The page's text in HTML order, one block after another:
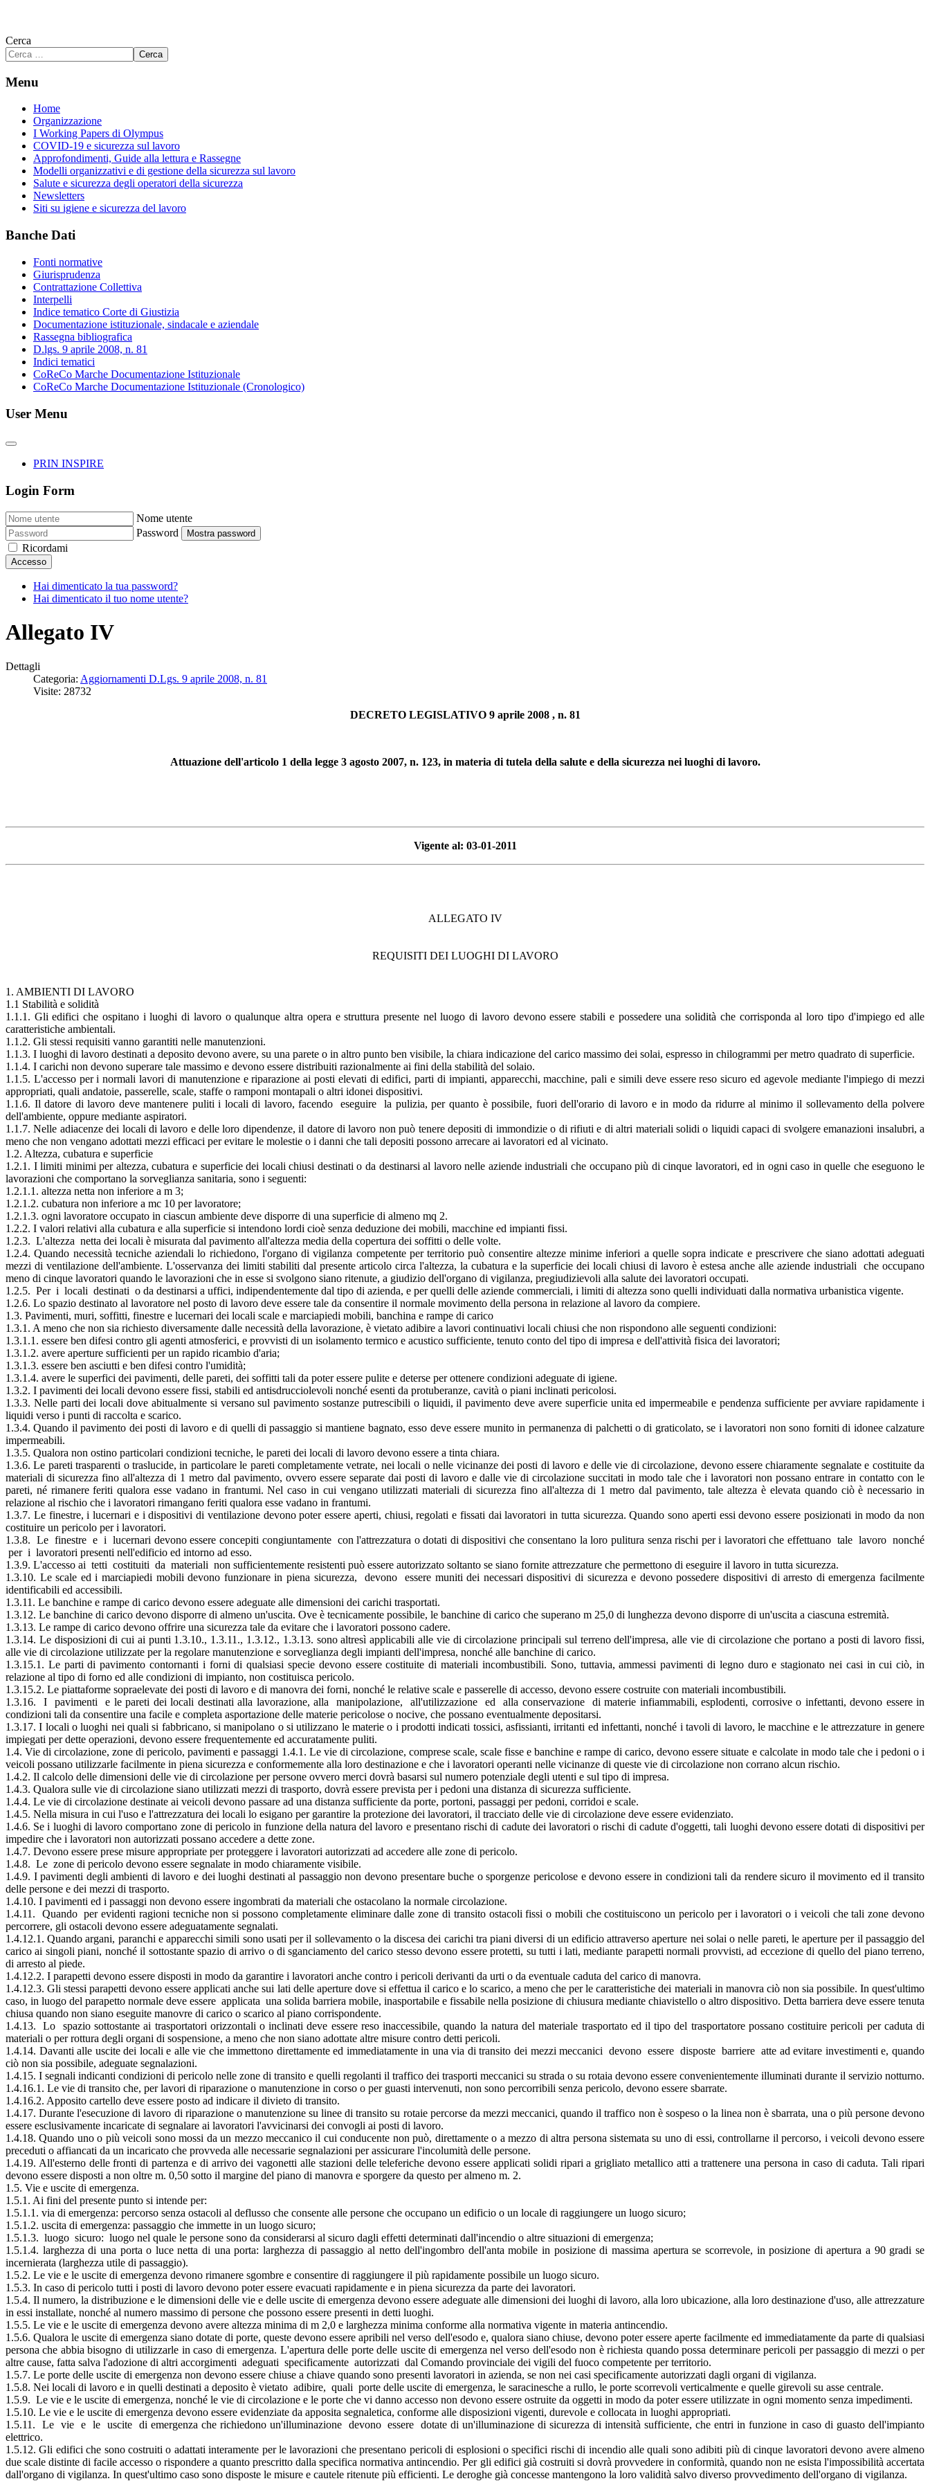
Cerca
Cerca
Menu
Home
Organizzazione
I Working Papers di Olympus
COVID-19 e sicurezza sul lavoro
Approfondimenti, Guide alla lettura e Rassegne
Modelli organizzativi e di gestione della sicurezza sul lavoro
Salute e sicurezza degli operatori della sicurezza
Newsletters
Siti su igiene e sicurezza del lavoro
Banche Dati
Fonti normative
Giurisprudenza
Contrattazione Collettiva
Interpelli
Indice tematico Corte di Giustizia
Documentazione istituzionale, sindacale e aziendale
Rassegna bibliografica
D.lgs. 9 aprile 2008, n. 81
Indici tematici
CoReCo Marche Documentazione Istituzionale
CoReCo Marche Documentazione Istituzionale (Cronologico)
User Menu
PRIN INSPIRE
Login Form
Nome utente
Password
Mostra password
Ricordami
Accesso
Hai dimenticato la tua password?
Hai dimenticato il tuo nome utente?
Allegato IV
Dettagli
Categoria: Aggiornamenti D.Lgs. 9 aprile 2008, n. 81
Visite: 28732
DECRETO LEGISLATIVO 9 aprile 2008 , n. 81
Attuazione dell'articolo 1 della legge 3 agosto 2007, n. 123, in materia di tutela della salute e della sicurezza nei luoghi di lavoro.
Vigente al: 03-01-2011
ALLEGATO IV
REQUISITI DEI LUOGHI DI LAVORO
1. AMBIENTI DI LAVORO
1.1 Stabilità e solidità
1.1.1. Gli edifici che ospitano i luoghi di lavoro o qualunque altra opera e struttura presente nel luogo di lavoro devono essere stabili e possedere una solidità che corrisponda al loro tipo d'impiego ed alle
caratteristiche ambientali.
1.1.2. Gli stessi requisiti vanno garantiti nelle manutenzioni.
1.1.3. I luoghi di lavoro destinati a deposito devono avere, su una parete o in altro punto ben visibile, la chiara indicazione del carico massimo dei solai, espresso in chilogrammi per metro quadrato di superficie.
1.1.4. I carichi non devono superare tale massimo e devono essere distribuiti razionalmente ai fini della stabilità del solaio.
1.1.5. L'accesso per i normali lavori di manutenzione e riparazione ai posti elevati di edifici, parti di impianti, apparecchi, macchine, pali e simili deve essere reso sicuro ed agevole mediante l'impiego di mezzi
appropriati, quali andatoie, passerelle, scale, staffe o ramponi montapali o altri idonei dispositivi.
1.1.6. Il datore di lavoro deve mantenere puliti i locali di lavoro, facendo eseguire la pulizia, per quanto è possibile, fuori dell'orario di lavoro e in modo da ridurre al minimo il sollevamento della polvere
dell'ambiente, oppure mediante aspiratori.
1.1.7. Nelle adiacenze dei locali di lavoro e delle loro dipendenze, il datore di lavoro non può tenere depositi di immondizie o di rifiuti e di altri materiali solidi o liquidi capaci di svolgere emanazioni insalubri, a
meno che non vengano adottati mezzi efficaci per evitare le molestie o i danni che tali depositi possono arrecare ai lavoratori ed al vicinato.
1.2. Altezza, cubatura e superficie
1.2.1. I limiti minimi per altezza, cubatura e superficie dei locali chiusi destinati o da destinarsi al lavoro nelle aziende industriali che occupano più di cinque lavoratori, ed in ogni caso in quelle che eseguono le
lavorazioni che comportano la sorveglianza sanitaria, sono i seguenti:
1.2.1.1. altezza netta non inferiore a m 3;
1.2.1.2. cubatura non inferiore a mc 10 per lavoratore;
1.2.1.3. ogni lavoratore occupato in ciascun ambiente deve disporre di una superficie di almeno mq 2.
1.2.2. I valori relativi alla cubatura e alla superficie si intendono lordi cioè senza deduzione dei mobili, macchine ed impianti fissi.
1.2.3. L'altezza netta dei locali è misurata dal pavimento all'altezza media della copertura dei soffitti o delle volte.
1.2.4. Quando necessità tecniche aziendali lo richiedono, l'organo di vigilanza competente per territorio può consentire altezze minime inferiori a quelle sopra indicate e prescrivere che siano adottati adeguati
mezzi di ventilazione dell'ambiente. L'osservanza dei limiti stabiliti dal presente articolo circa l'altezza, la cubatura e la superficie dei locali chiusi di lavoro è estesa anche alle aziende industriali che occupano
meno di cinque lavoratori quando le lavorazioni che in esse si svolgono siano ritenute, a giudizio dell'organo di vigilanza, pregiudizievoli alla salute dei lavoratori occupati.
1.2.5. Per i locali destinati o da destinarsi a uffici, indipendentemente dal tipo di azienda, e per quelli delle aziende commerciali, i limiti di altezza sono quelli individuati dalla normativa urbanistica vigente.
1.2.6. Lo spazio destinato al lavoratore nel posto di lavoro deve essere tale da consentire il normale movimento della persona in relazione al lavoro da compiere.
1.3. Pavimenti, muri, soffitti, finestre e lucernari dei locali scale e marciapiedi mobili, banchina e rampe di carico
1.3.1. A meno che non sia richiesto diversamente dalle necessità della lavorazione, è vietato adibire a lavori continuativi locali chiusi che non rispondono alle seguenti condizioni:
1.3.1.1. essere ben difesi contro gli agenti atmosferici, e provvisti di un isolamento termico e acustico sufficiente, tenuto conto del tipo di impresa e dell'attività fisica dei lavoratori;
1.3.1.2. avere aperture sufficienti per un rapido ricambio d'aria;
1.3.1.3. essere ben asciutti e ben difesi contro l'umidità;
1.3.1.4. avere le superfici dei pavimenti, delle pareti, dei soffitti tali da poter essere pulite e deterse per ottenere condizioni adeguate di igiene.
1.3.2. I pavimenti dei locali devono essere fissi, stabili ed antisdrucciolevoli nonché esenti da protuberanze, cavità o piani inclinati pericolosi.
1.3.3. Nelle parti dei locali dove abitualmente si versano sul pavimento sostanze putrescibili o liquidi, il pavimento deve avere superficie unita ed impermeabile e pendenza sufficiente per avviare rapidamente i
liquidi verso i punti di raccolta e scarico.
1.3.4. Quando il pavimento dei posti di lavoro e di quelli di passaggio si mantiene bagnato, esso deve essere munito in permanenza di palchetti o di graticolato, se i lavoratori non sono forniti di idonee calzature
impermeabili.
1.3.5. Qualora non ostino particolari condizioni tecniche, le pareti dei locali di lavoro devono essere a tinta chiara.
1.3.6. Le pareti trasparenti o traslucide, in particolare le pareti completamente vetrate, nei locali o nelle vicinanze dei posti di lavoro e delle vie di circolazione, devono essere chiaramente segnalate e costituite da
materiali di sicurezza fino all'altezza di 1 metro dal pavimento, ovvero essere separate dai posti di lavoro e dalle vie di circolazione succitati in modo tale che i lavoratori non possano entrare in contatto con le
pareti, né rimanere feriti qualora esse vadano in frantumi. Nel caso in cui vengano utilizzati materiali di sicurezza fino all'altezza di 1 metro dal pavimento, tale altezza è elevata quando ciò è necessario in
relazione al rischio che i lavoratori rimangano feriti qualora esse vadano in frantumi.
1.3.7. Le finestre, i lucernari e i dispositivi di ventilazione devono poter essere aperti, chiusi, regolati e fissati dai lavoratori in tutta sicurezza. Quando sono aperti essi devono essere posizionati in modo da non
costituire un pericolo per i lavoratori.
1.3.8. Le finestre e i lucernari devono essere concepiti congiuntamente con l'attrezzatura o dotati di dispositivi che consentano la loro pulitura senza rischi per i lavoratori che effettuano tale lavoro nonché
per i lavoratori presenti nell'edificio ed intorno ad esso.
1.3.9. L'accesso ai tetti costituiti da materiali non sufficientemente resistenti può essere autorizzato soltanto se siano fornite attrezzature che permettono di eseguire il lavoro in tutta sicurezza.
1.3.10. Le scale ed i marciapiedi mobili devono funzionare in piena sicurezza, devono essere muniti dei necessari dispositivi di sicurezza e devono possedere dispositivi di arresto di emergenza facilmente
identificabili ed accessibili.
1.3.11. Le banchine e rampe di carico devono essere adeguate alle dimensioni dei carichi trasportati.
1.3.12. Le banchine di carico devono disporre di almeno un'uscita. Ove è tecnicamente possibile, le banchine di carico che superano m 25,0 di lunghezza devono disporre di un'uscita a ciascuna estremità.
1.3.13. Le rampe di carico devono offrire una sicurezza tale da evitare che i lavoratori possono cadere.
1.3.14. Le disposizioni di cui ai punti 1.3.10., 1.3.11., 1.3.12., 1.3.13. sono altresì applicabili alle vie di circolazione principali sul terreno dell'impresa, alle vie di circolazione che portano a posti di lavoro fissi,
alle vie di circolazione utilizzate per la regolare manutenzione e sorveglianza degli impianti dell'impresa, nonché alle banchine di carico.
1.3.15.1. Le parti di pavimento contornanti i forni di qualsiasi specie devono essere costituite di materiali incombustibili. Sono, tuttavia, ammessi pavimenti di legno duro e stagionato nei casi in cui ciò, in
relazione al tipo di forno ed alle condizioni di impianto, non costituisca pericolo.
1.3.15.2. Le piattaforme sopraelevate dei posti di lavoro e di manovra dei forni, nonché le relative scale e passerelle di accesso, devono essere costruite con materiali incombustibili.
1.3.16. I pavimenti e le pareti dei locali destinati alla lavorazione, alla manipolazione, all'utilizzazione ed alla conservazione di materie infiammabili, esplodenti, corrosive o infettanti, devono essere in
condizioni tali da consentire una facile e completa asportazione delle materie pericolose o nocive, che possano eventualmente depositarsi.
1.3.17. I locali o luoghi nei quali si fabbricano, si manipolano o si utilizzano le materie o i prodotti indicati tossici, asfissianti, irritanti ed infettanti, nonché i tavoli di lavoro, le macchine e le attrezzature in genere
impiegati per dette operazioni, devono essere frequentemente ed accuratamente puliti.
1.4. Vie di circolazione, zone di pericolo, pavimenti e passaggi 1.4.1. Le vie di circolazione, comprese scale, scale fisse e banchine e rampe di carico, devono essere situate e calcolate in modo tale che i pedoni o i
veicoli possano utilizzarle facilmente in piena sicurezza e conformemente alla loro destinazione e che i lavoratori operanti nelle vicinanze di queste vie di circolazione non corrano alcun rischio.
1.4.2. Il calcolo delle dimensioni delle vie di circolazione per persone ovvero merci dovrà basarsi sul numero potenziale degli utenti e sul tipo di impresa.
1.4.3. Qualora sulle vie di circolazione siano utilizzati mezzi di trasporto, dovrà essere prevista per i pedoni una distanza di sicurezza sufficiente.
1.4.4. Le vie di circolazione destinate ai veicoli devono passare ad una distanza sufficiente da porte, portoni, passaggi per pedoni, corridoi e scale.
1.4.5. Nella misura in cui l'uso e l'attrezzatura dei locali lo esigano per garantire la protezione dei lavoratori, il tracciato delle vie di circolazione deve essere evidenziato.
1.4.6. Se i luoghi di lavoro comportano zone di pericolo in funzione della natura del lavoro e presentano rischi di cadute dei lavoratori o rischi di cadute d'oggetti, tali luoghi devono essere dotati di dispositivi per
impedire che i lavoratori non autorizzati possano accedere a dette zone.
1.4.7. Devono essere prese misure appropriate per proteggere i lavoratori autorizzati ad accedere alle zone di pericolo.
1.4.8. Le zone di pericolo devono essere segnalate in modo chiaramente visibile.
1.4.9. I pavimenti degli ambienti di lavoro e dei luoghi destinati al passaggio non devono presentare buche o sporgenze pericolose e devono essere in condizioni tali da rendere sicuro il movimento ed il transito
delle persone e dei mezzi di trasporto.
1.4.10. I pavimenti ed i passaggi non devono essere ingombrati da materiali che ostacolano la normale circolazione.
1.4.11. Quando per evidenti ragioni tecniche non si possono completamente eliminare dalle zone di transito ostacoli fissi o mobili che costituiscono un pericolo per i lavoratori o i veicoli che tali zone devono
percorrere, gli ostacoli devono essere adeguatamente segnalati.
1.4.12.1. Quando argani, paranchi e apparecchi simili sono usati per il sollevamento o la discesa dei carichi tra piani diversi di un edificio attraverso aperture nei solai o nelle pareti, le aperture per il passaggio del
carico ai singoli piani, nonché il sottostante spazio di arrivo o di sganciamento del carico stesso devono essere protetti, su tutti i lati, mediante parapetti normali provvisti, ad eccezione di quello del piano terreno,
di arresto al piede.
1.4.12.2. I parapetti devono essere disposti in modo da garantire i lavoratori anche contro i pericoli derivanti da urti o da eventuale caduta del carico di manovra.
1.4.12.3. Gli stessi parapetti devono essere applicati anche sui lati delle aperture dove si effettua il carico e lo scarico, a meno che per le caratteristiche dei materiali in manovra ciò non sia possibile. In quest'ultimo
caso, in luogo del parapetto normale deve essere applicata una solida barriera mobile, inasportabile e fissabile nella posizione di chiusura mediante chiavistello o altro dispositivo. Detta barriera deve essere tenuta
chiusa quando non siano eseguite manovre di carico o scarico al piano corrispondente.
1.4.13. Lo spazio sottostante ai trasportatori orizzontali o inclinati deve essere reso inaccessibile, quando la natura del materiale trasportato ed il tipo del trasportatore possano costituire pericoli per caduta di
materiali o per rottura degli organi di sospensione, a meno che non siano adottate altre misure contro detti pericoli.
1.4.14. Davanti alle uscite dei locali e alle vie che immettono direttamente ed immediatamente in una via di transito dei mezzi meccanici devono essere disposte barriere atte ad evitare investimenti e, quando
ciò non sia possibile, adeguate segnalazioni.
1.4.15. I segnali indicanti condizioni di pericolo nelle zone di transito e quelli regolanti il traffico dei trasporti meccanici su strada o su rotaia devono essere convenientemente illuminati durante il servizio notturno.
1.4.16.1. Le vie di transito che, per lavori di riparazione o manutenzione in corso o per guasti intervenuti, non sono percorribili senza pericolo, devono essere sbarrate.
1.4.16.2. Apposito cartello deve essere posto ad indicare il divieto di transito.
1.4.17. Durante l'esecuzione di lavoro di riparazione o manutenzione su linee di transito su rotaie percorse da mezzi meccanici, quando il traffico non è sospeso o la linea non è sbarrata, una o più persone devono
essere esclusivamente incaricate di segnalare ai lavoratori l'avvicinarsi dei convogli ai posti di lavoro.
1.4.18. Quando uno o più veicoli sono mossi da un mezzo meccanico il cui conducente non può, direttamente o a mezzo di altra persona sistemata su uno di essi, controllarne il percorso, i veicoli devono essere
preceduti o affiancati da un incaricato che provveda alle necessarie segnalazioni per assicurare l'incolumità delle persone.
1.4.19. All'esterno delle fronti di partenza e di arrivo dei vagonetti alle stazioni delle teleferiche devono essere applicati solidi ripari a grigliato metallico atti a trattenere una persona in caso di caduta. Tali ripari
devono essere disposti a non oltre m. 0,50 sotto il margine del piano di manovra e sporgere da questo per almeno m. 2.
1.5. Vie e uscite di emergenza.
1.5.1. Ai fini del presente punto si intende per:
1.5.1.1. via di emergenza: percorso senza ostacoli al deflusso che consente alle persone che occupano un edificio o un locale di raggiungere un luogo sicuro;
1.5.1.2. uscita di emergenza: passaggio che immette in un luogo sicuro;
1.5.1.3. luogo sicuro: luogo nel quale le persone sono da considerarsi al sicuro dagli effetti determinati dall'incendio o altre situazioni di emergenza;
1.5.1.4. larghezza di una porta o luce netta di una porta: larghezza di passaggio al netto dell'ingombro dell'anta mobile in posizione di massima apertura se scorrevole, in posizione di apertura a 90 gradi se
incernierata (larghezza utile di passaggio).
1.5.2. Le vie e le uscite di emergenza devono rimanere sgombre e consentire di raggiungere il più rapidamente possibile un luogo sicuro.
1.5.3. In caso di pericolo tutti i posti di lavoro devono poter essere evacuati rapidamente e in piena sicurezza da parte dei lavoratori.
1.5.4. Il numero, la distribuzione e le dimensioni delle vie e delle uscite di emergenza devono essere adeguate alle dimensioni dei luoghi di lavoro, alla loro ubicazione, alla loro destinazione d'uso, alle attrezzature
in essi installate, nonché al numero massimo di persone che possono essere presenti in detti luoghi.
1.5.5. Le vie e le uscite di emergenza devono avere altezza minima di m 2,0 e larghezza minima conforme alla normativa vigente in materia antincendio.
1.5.6. Qualora le uscite di emergenza siano dotate di porte, queste devono essere apribili nel verso dell'esodo e, qualora siano chiuse, devono poter essere aperte facilmente ed immediatamente da parte di qualsiasi
persona che abbia bisogno di utilizzarle in caso di emergenza. L'apertura delle porte delle uscite di emergenza nel verso dell'esodo non è richiesta quando possa determinare pericoli per passaggio di mezzi o per
altre cause, fatta salva l'adozione di altri accorgimenti adeguati specificamente autorizzati dal Comando provinciale dei vigili del fuoco competente per territorio.
1.5.7. Le porte delle uscite di emergenza non devono essere chiuse a chiave quando sono presenti lavoratori in azienda, se non nei casi specificamente autorizzati dagli organi di vigilanza.
1.5.8. Nei locali di lavoro e in quelli destinati a deposito è vietato adibire, quali porte delle uscite di emergenza, le saracinesche a rullo, le porte scorrevoli verticalmente e quelle girevoli su asse centrale.
1.5.9. Le vie e le uscite di emergenza, nonché le vie di circolazione e le porte che vi danno accesso non devono essere ostruite da oggetti in modo da poter essere utilizzate in ogni momento senza impedimenti.
1.5.10. Le vie e le uscite di emergenza devono essere evidenziate da apposita segnaletica, conforme alle disposizioni vigenti, durevole e collocata in luoghi appropriati.
1.5.11. Le vie e le uscite di emergenza che richiedono un'illuminazione devono essere dotate di un'illuminazione di sicurezza di intensità sufficiente, che entri in funzione in caso di guasto dell'impianto
elettrico.
1.5.12. Gli edifici che sono costruiti o adattati interamente per le lavorazioni che presentano pericoli di esplosioni o specifici rischi di incendio alle quali sono adibiti più di cinque lavoratori devono avere almeno
due scale distinte di facile accesso o rispondere a quanto prescritto dalla specifica normativa antincendio. Per gli edifici già costruiti si dovrà provvedere in conformità, quando non ne esista l'impossibilità accertata
dall'organo di vigilanza. In quest'ultimo caso sono disposte le misure e cautele ritenute più efficienti. Le deroghe già concesse mantengono la loro validità salvo diverso provvedimento dell'organo di vigilanza.